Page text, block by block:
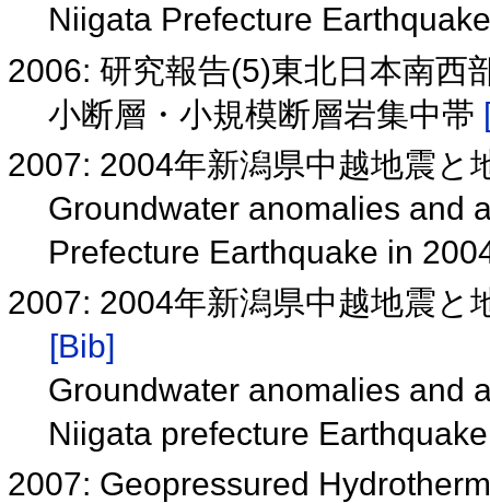
Niigata Prefecture
2006: 研究報告(5)東北日本南
小断層・小規模断層岩集中帯
2007: 2004年新潟県中越地震と
Groundwater anomalies and
Prefecture Earthquake in
2007: 2004年新潟県中越地震
[Bib]
Groundwater anomalies and
Niigata prefecture
2007: Geopressured